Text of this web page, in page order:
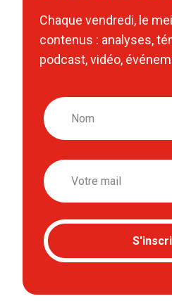
Chaque vendredi, le
contenus : analyses,
podcast, vidéo,
Nom
Email